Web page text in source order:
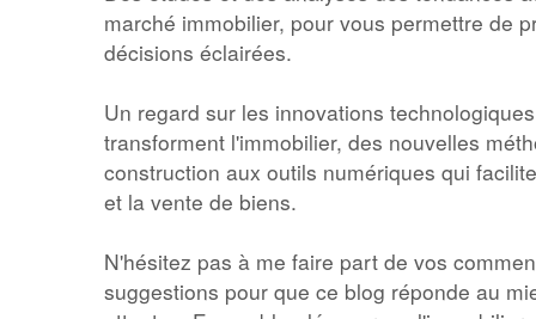
marché immobilier, pour vous permettre de
décisions éclairées.
Un regard sur les innovations
transforment l'immobilier, des nouvelles
construction aux outils numériques qui
et la vente de biens.
N'hésitez pas à me faire part de vos
suggestions pour que ce blog réponde au